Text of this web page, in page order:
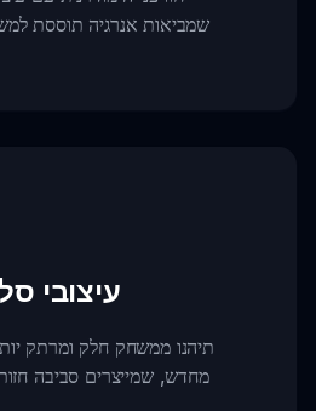
שמביאות אנרגיה תוססת
עיצובי
תיהנו ממשחק חלק ומרתק
מחדש, שמייצרים סביבה